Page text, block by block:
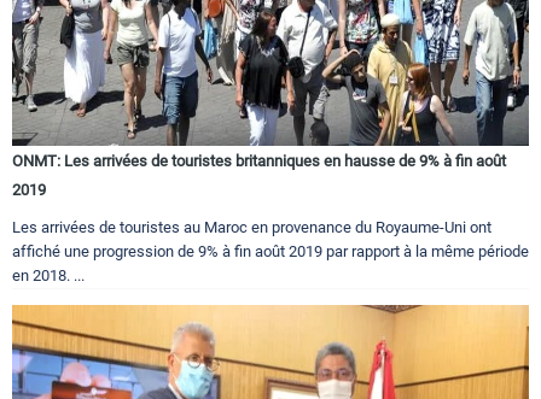
ONMT: Les arrivées de touristes britanniques en hausse de 9% à fin août
2019
Les arrivées de touristes au Maroc en provenance du Royaume-Uni ont
affiché une progression de 9% à fin août 2019 par rapport à la même période
en 2018. ...